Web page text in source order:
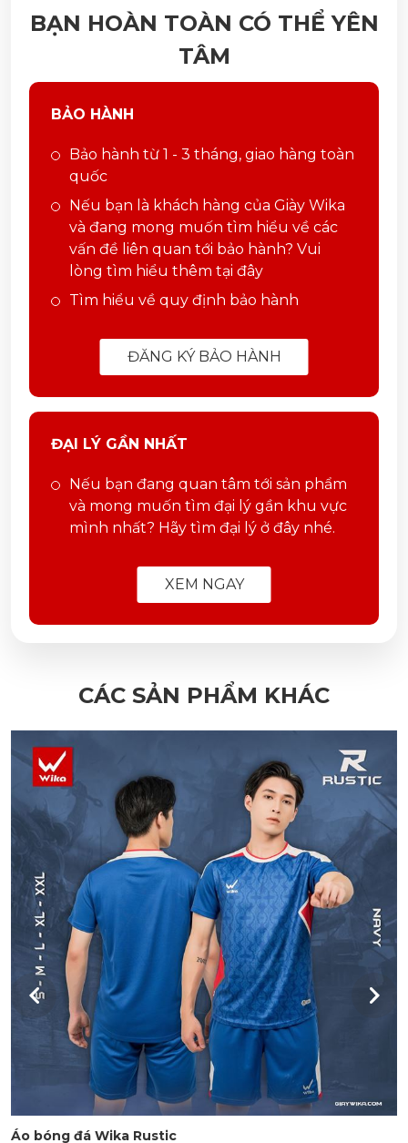
BẠN HOÀN TOÀN CÓ THỂ YÊN
TÂM
BẢO HÀNH
Bảo hành từ 1 - 3 tháng, giao hàng toàn
quốc
Nếu bạn là khách hàng của Giày Wika
và đang mong muốn tìm hiểu về các
vấn đề liên quan tới bảo hành? Vui
lòng tìm hiểu thêm tại đây
Tìm hiểu về quy định bảo hành
ĐĂNG KÝ BẢO HÀNH
ĐẠI LÝ GẦN NHẤT
Nếu bạn đang quan tâm tới sản phẩm
và mong muốn tìm đại lý gần khu vực
mình nhất? Hãy tìm đại lý ở đây nhé.
XEM NGAY
CÁC SẢN PHẨM KHÁC
Áo bóng đá Wika Rustic